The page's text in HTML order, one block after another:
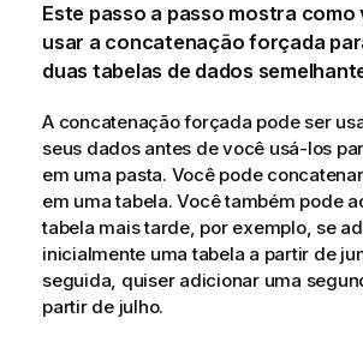
Este passo a passo mostra como
usar a concatenação forçada
duas tabelas de dados
A concatenação forçada pode ser
seus dados antes de você usá-los
em uma pasta. Você pode
em uma tabela. Você também pode
tabela mais tarde, por exemplo, se
inicialmente uma tabela a partir de
seguida, quiser adicionar uma
partir de julho.